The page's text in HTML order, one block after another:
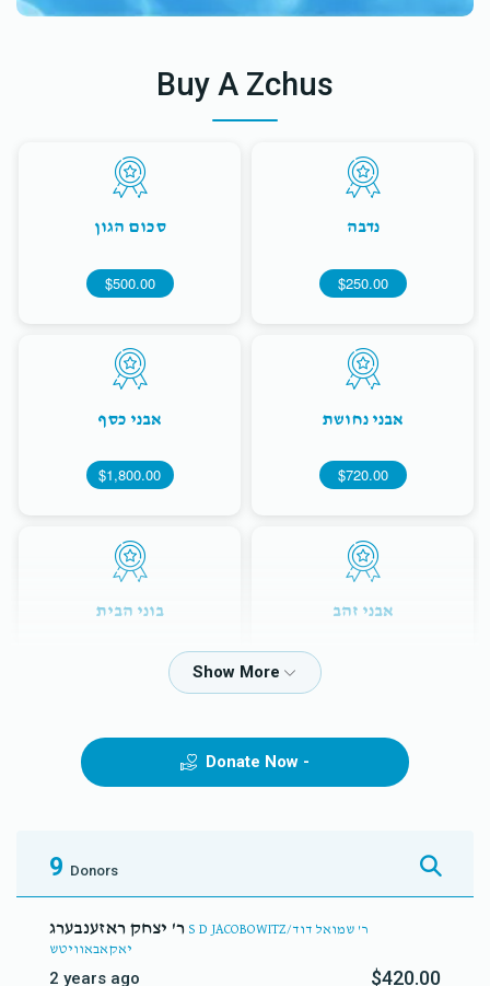
Buy A Zchus
נדבה
$250.00
סכום הגון
$500.00
אבני נחושת
$720.00
אבני כסף
$1,800.00
אבני זהב בוני הבית
Donate Now -
9 Donors
S D JACOBOWITZ/ר' שמואל דוד
יאקאבאוויטש
2 years ago $420.00